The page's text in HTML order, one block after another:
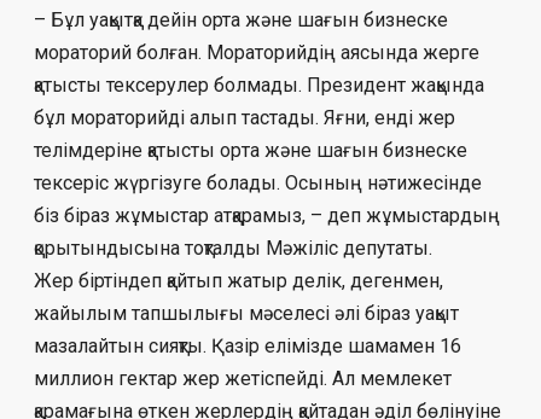
– Бұл уақытқа дейін орта және шағын биз­­нес­ке
мораторий болған. Мораторийдің ая­­сын­да жерге
қатысты тексерулер болмады. Пре­­зидент жақында
бұл мораторийді алып тас­­тады. Яғни, енді жер
телімдеріне қатысты ор­­та және шағын бизнеске
тексеріс жүргізу­ге бо­лады. Осының нәтижесінде
біз біраз жұ­­­мыс­­тар атқарамыз, – деп жұмыстардың
қо­ры­тындысына тоқталды Мәжіліс депу­таты.
Жер біртіндеп қайтып жатыр делік, дегенмен,
жайылым тапшылығы мә­селесі әлі біраз уақыт
мазалайтын сияқты. Қа­зір елімізде шамамен 16
миллион гектар жер жетіспейді. Ал мемлекет
қарамағына өт­кен жерлердің қайтадан әділ бөлінуіне